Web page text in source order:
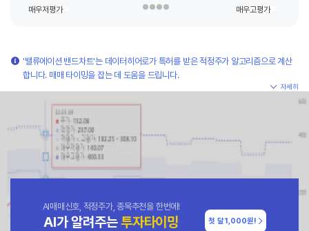
'밸류에이션 밴드차트'는 데이터히어로가 특허를 받은 적정주가 알고리즘으로 계산
합니다. 매매 타이밍을 잡는 데 도움을 드립니다.
자세히
AI매매신호, 적정주가, 종목추천을 한번에!
AI가 알려주는투자타이밍 첫 달1,000원!